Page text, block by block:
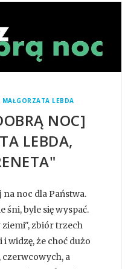
MAŁGORZATA LEBDA
NOC]
LEBDA,
noc dla Państwa.
śni, byle się wyspać.
ziemi", zbiór trzech
widzę, że choć dużo
a